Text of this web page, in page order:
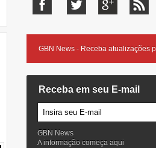
GBN News - Receba atualizações
Receba em seu E-mail
GBN News
A informação começa aqui